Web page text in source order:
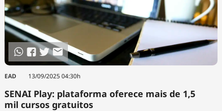
EAD 13/09/2025 04:30h
SENAI Play: plataforma oferece mais de 1,5
mil cursos gratuitos